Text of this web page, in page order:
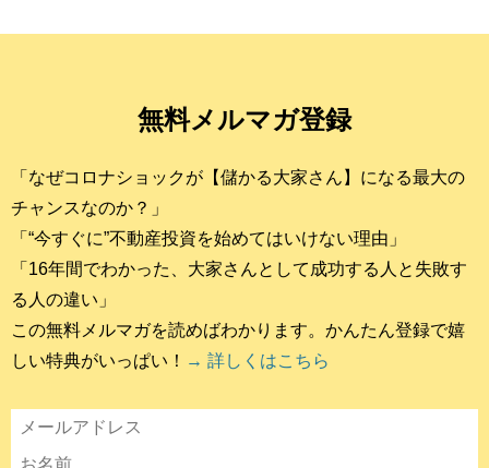
無料メルマガ登録
「なぜコロナショックが【儲かる大家さん】になる最大の
チャンスなのか？」
「“今すぐに”不動産投資を始めてはいけない理由」
「16年間でわかった、大家さんとして成功する人と失敗す
る人の違い」
この無料メルマガを読めばわかります。かんたん登録で嬉
しい特典がいっぱい！ → 詳しくはこちら